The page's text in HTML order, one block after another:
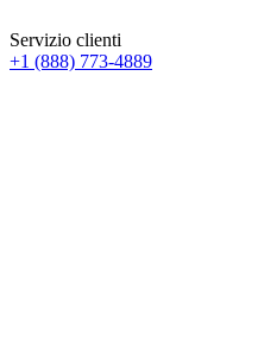
Servizio clienti
+1 (888) 773-4889